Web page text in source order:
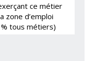
ce métier
zone d’emploi
tous métiers)